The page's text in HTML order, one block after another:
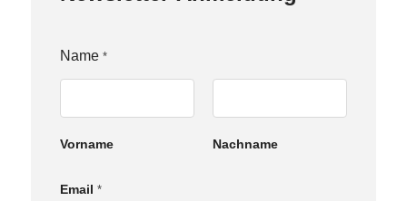
N
E
m
a
l
Name *
Vorname Nachname
Email *